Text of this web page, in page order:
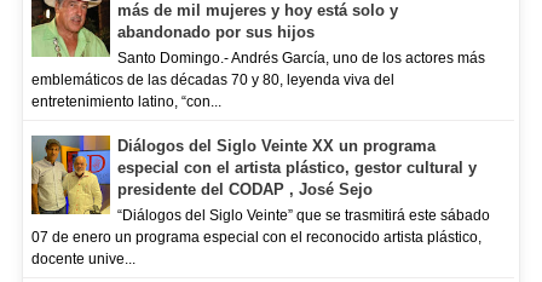
más de mil mujeres y hoy está solo y
abandonado por sus hijos
Santo Domingo.- Andrés García, uno de los actores más
emblemáticos de las décadas 70 y 80, leyenda viva del
entretenimiento latino, “con...
Diálogos del Siglo Veinte XX un programa
especial con el artista plástico, gestor cultural y
presidente del CODAP , José Sejo
“Diálogos del Siglo Veinte” que se trasmitirá este sábado
07 de enero un programa especial con el reconocido artista plástico,
docente unive...